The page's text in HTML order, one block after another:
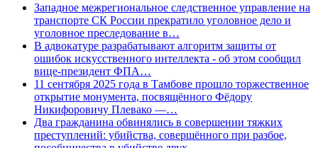
Западное межрегиональное следственное управление на
транспорте СК России прекратило уголовное дело и
уголовное преследование в…
В адвокатуре разрабатывают алгоритм защиты от
ошибок искусственного интеллекта - об этом сообщил
вице-президент ФПА…
11 сентября 2025 года в Тамбове прошло торжественное
открытие монумента, посвящённого Фёдору
Никифоровичу Плевако —…
Два гражданина обвинялись в совершении тяжких
преступлений: убийства, совершённого при разбое,